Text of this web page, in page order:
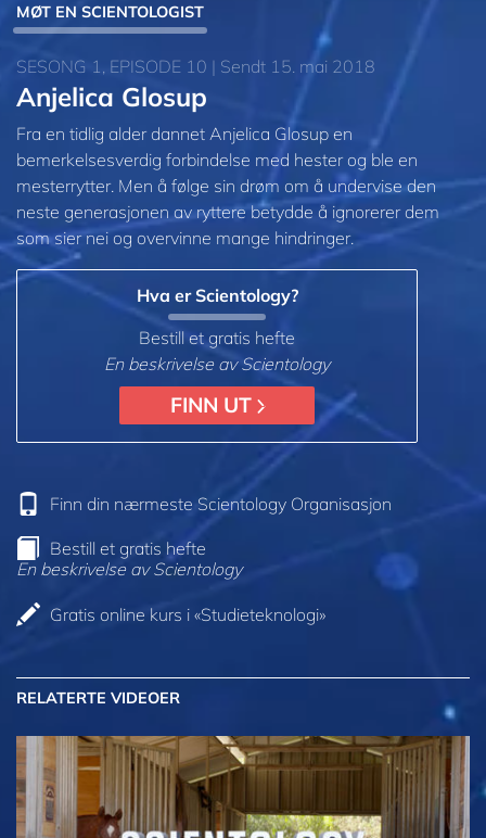
MØT EN SCIENTOLOGIST
SESONG 1, EPISODE 10 | Sendt 15. mai 2018
Anjelica Glosup
Fra en tidlig alder dannet Anjelica Glosup en
bemerkelsesverdig forbindelse med hester og ble en
mesterrytter. Men å følge sin drøm om å undervise den
neste generasjonen av ryttere betydde å ignorerer dem
som sier nei og overvinne mange hindringer.
Hva er Scientology?
Bestill et gratis hefte
En beskrivelse av Scientology
FINN UT
Finn din nærmeste Scientology Organisasjon
Bestill et gratis hefte
En beskrivelse av Scientology
Gratis online kurs i «Studieteknologi»
RELATERTE VIDEOER